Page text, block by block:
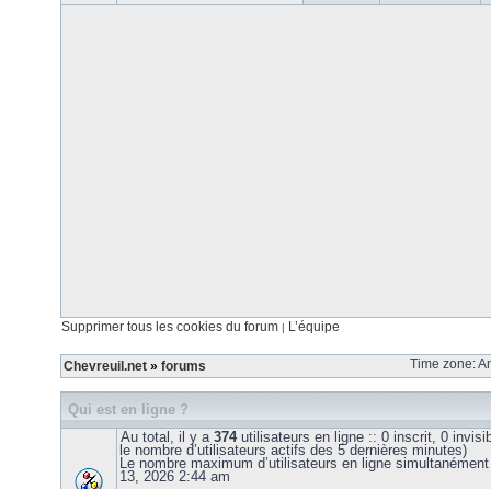
Supprimer tous les cookies du forum | L’équipe
Chevreuil.net » forums Time zone:
Qui est en ligne ?
Au total, il y a 374utilisateurs en ligne :: 0 inscrit, 0
le nombre d’utilisateurs actifs des 5 dernières minutes)
Le nombre maximum d’utilisateurs en ligne
13, 2026 2:44 am